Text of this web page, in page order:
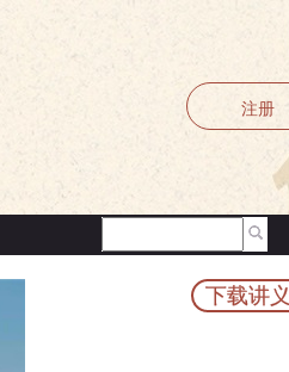
注册
下载讲义